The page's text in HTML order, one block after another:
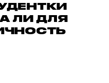
ЛИ ДЛЯ